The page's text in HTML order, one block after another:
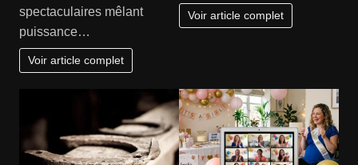
spectaculaires mêlant
puissance…
Voir article complet
Voir article complet